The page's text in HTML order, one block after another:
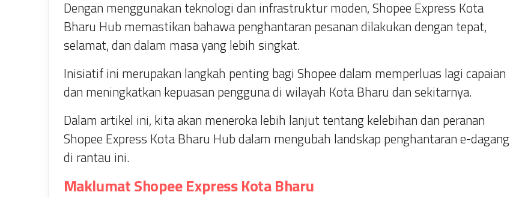
Dengan menggunakan teknologi dan infrastruktur moden, Shopee Express Kota
Bharu Hub memastikan bahawa penghantaran pesanan dilakukan dengan tepat,
selamat, dan dalam masa yang lebih singkat.
Inisiatif ini merupakan langkah penting bagi Shopee dalam memperluas lagi capaian
dan meningkatkan kepuasan pengguna di wilayah Kota Bharu dan sekitarnya.
Dalam artikel ini, kita akan meneroka lebih lanjut tentang kelebihan dan peranan
Shopee Express Kota Bharu Hub dalam mengubah landskap penghantaran e-dagang
di rantau ini.
Maklumat Shopee Express Kota Bharu